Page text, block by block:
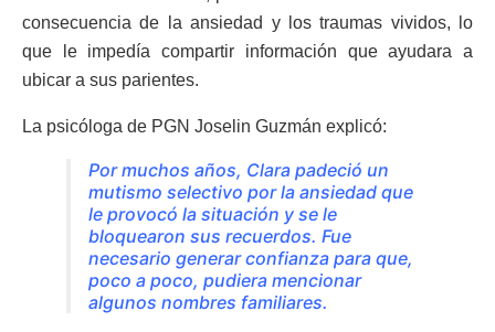
consecuencia de la ansiedad y los traumas vividos, lo
que le impedía compartir información que ayudara a
ubicar a sus parientes.
La psicóloga de PGN Joselin Guzmán explicó:
Por muchos años, Clara padeció un
mutismo selectivo por la ansiedad que
le provocó la situación y se le
bloquearon sus recuerdos. Fue
necesario generar confianza para que,
poco a poco, pudiera mencionar
algunos nombres familiares.